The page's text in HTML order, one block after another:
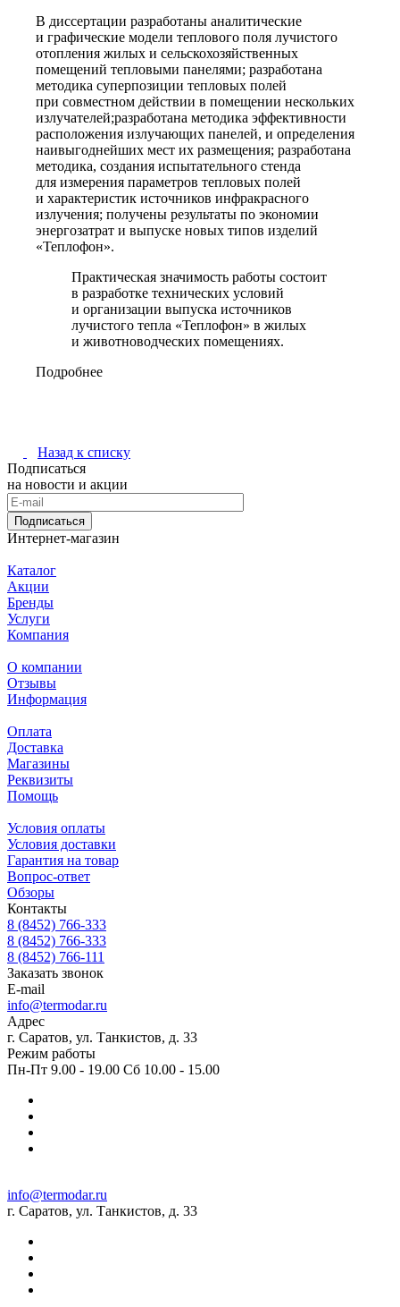
В диссертации разработаны аналитические
и графические модели теплового поля лучистого
отопления жилых и сельскохозяйственных
помещений тепловыми панелями; разработана
методика суперпозиции тепловых полей
при совместном действии в помещении нескольких
излучателей;разработана методика эффективности
расположения излучающих панелей, и определения
наивыгоднейших мест их размещения; разработана
методика, создания испытательного стенда
для измерения параметров тепловых полей
и характеристик источников инфракрасного
излучения; получены результаты по экономии
энергозатрат и выпуске новых типов изделий
«Теплофон».
Практическая значимость работы состоит
в разработке технических условий
и организации выпуска источников
лучистого тепла «Теплофон» в жилых
и животноводческих помещениях.
Подробнее
Назад к списку
Подписаться
на новости и акции
Подписаться
Интернет-магазин
Каталог
Акции
Бренды
Услуги
Компания
О компании
Отзывы
Информация
Оплата
Доставка
Магазины
Реквизиты
Помощь
Условия оплаты
Условия доставки
Гарантия на товар
Вопрос-ответ
Обзоры
Контакты
8 (8452) 766-333
8 (8452) 766-333
8 (8452) 766-111
Заказать звонок
E-mail
info@termodar.ru
Адрес
г. Саратов, ул. Танкистов, д. 33
Режим работы
Пн-Пт 9.00 - 19.00 Сб 10.00 - 15.00
info@termodar.ru
г. Саратов, ул. Танкистов, д. 33